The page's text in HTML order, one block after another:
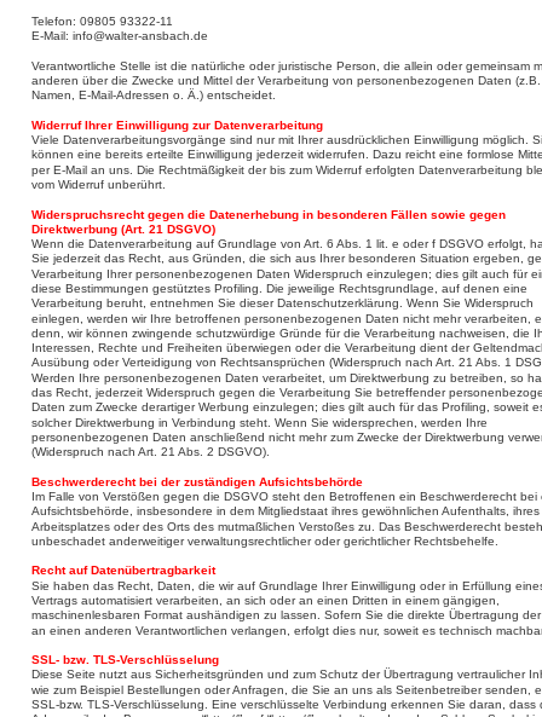
Telefon: 09805 93322-11
E-Mail: info@walter-ansbach.de
Verantwortliche Stelle ist die natürliche oder juristische Person, die allein oder gemeinsam
anderen über die Zwecke und Mittel der Verarbeitung von personenbezogenen Daten
Namen, E-Mail-Adressen o. Ä.) entscheidet.
Widerruf Ihrer Einwilligung zur Datenverarbeitung
Viele Datenverarbeitungsvorgänge sind nur mit Ihrer ausdrücklichen Einwilligung möglich.
können eine bereits erteilte Einwilligung jederzeit widerrufen. Dazu reicht eine formlose
per E-Mail an uns. Die Rechtmäßigkeit der bis zum Widerruf erfolgten Datenverarbeitung
vom Widerruf unberührt.
Widerspruchsrecht gegen die Datenerhebung in besonderen Fällen sowie gegen
Direktwerbung (Art. 21 DSGVO)
Wenn die Datenverarbeitung auf Grundlage von Art. 6 Abs. 1 lit. e oder f DSGVO erfolgt,
Sie jederzeit das Recht, aus Gründen, die sich aus Ihrer besonderen Situation ergeben,
Verarbeitung Ihrer personenbezogenen Daten Widerspruch einzulegen; dies gilt auch für
diese Bestimmungen gestütztes Profiling. Die jeweilige Rechtsgrundlage, auf denen eine
Verarbeitung beruht, entnehmen Sie dieser Datenschutzerklärung. Wenn Sie Widerspruch
einlegen, werden wir Ihre betroffenen personenbezogenen Daten nicht mehr verarbeiten,
denn, wir können zwingende schutzwürdige Gründe für die Verarbeitung nachweisen, die
Interessen, Rechte und Freiheiten überwiegen oder die Verarbeitung dient der
Ausübung oder Verteidigung von Rechtsansprüchen (Widerspruch nach Art. 21 Abs. 1
Werden Ihre personenbezogenen Daten verarbeitet, um Direktwerbung zu betreiben, so
das Recht, jederzeit Widerspruch gegen die Verarbeitung Sie betreffender
Daten zum Zwecke derartiger Werbung einzulegen; dies gilt auch für das Profiling, soweit
solcher Direktwerbung in Verbindung steht. Wenn Sie widersprechen, werden Ihre
personenbezogenen Daten anschließend nicht mehr zum Zwecke der Direktwerbung
(Widerspruch nach Art. 21 Abs. 2 DSGVO).
Beschwerderecht bei der zuständigen Aufsichtsbehörde
Im Falle von Verstößen gegen die DSGVO steht den Betroffenen ein Beschwerderecht
Aufsichtsbehörde, insbesondere in dem Mitgliedstaat ihres gewöhnlichen Aufenthalts, ihres
Arbeitsplatzes oder des Orts des mutmaßlichen Verstoßes zu. Das Beschwerderecht
unbeschadet anderweitiger verwaltungsrechtlicher oder gerichtlicher Rechtsbehelfe.
Recht auf Datenübertragbarkeit
Sie haben das Recht, Daten, die wir auf Grundlage Ihrer Einwilligung oder in Erfüllung
Vertrags automatisiert verarbeiten, an sich oder an einen Dritten in einem gängigen,
maschinenlesbaren Format aushändigen zu lassen. Sofern Sie die direkte Übertragung
an einen anderen Verantwortlichen verlangen, erfolgt dies nur, soweit es technisch
SSL- bzw. TLS-Verschlüsselung
Diese Seite nutzt aus Sicherheitsgründen und zum Schutz der Übertragung vertraulicher
wie zum Beispiel Bestellungen oder Anfragen, die Sie an uns als Seitenbetreiber senden,
SSL-bzw. TLS-Verschlüsselung. Eine verschlüsselte Verbindung erkennen Sie daran, dass